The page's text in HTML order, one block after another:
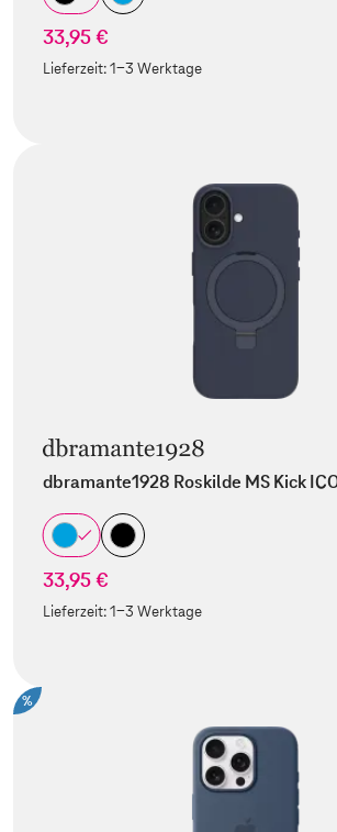
33,95 €
Lieferzeit:1-3 Werktage
dbramante1928 Roskilde MS Kick
33,95 €
Lieferzeit:1-3 Werktage
%